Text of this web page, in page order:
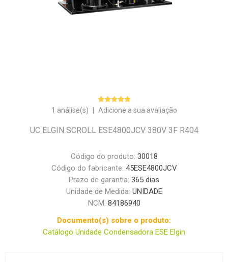
1 análise(s) Adicione a sua avaliação
UC ELGIN SCROLL ESE4800JCV 380V 3F R404
Código do produto: 30018
Código do fabricante: 45ESE4800JCV
Prazo de garantia: 365 dias
Unidade de Medida: UNIDADE
NCM: 84186940
Documento(s) sobre o produto:
Catálogo Unidade Condensadora ESE Elgin